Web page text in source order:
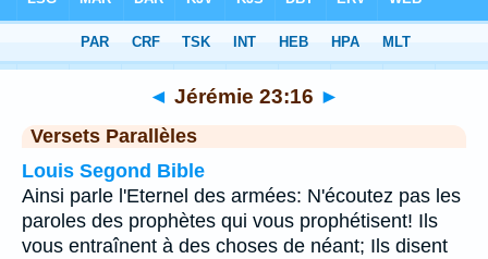
Chapitre 23 > Verset 16
◄ Jérémie 23:16 ►
Versets Parallèles
Louis Segond Bible
Ainsi parle l'Eternel des armées: N'écoutez pas les
paroles des prophètes qui vous prophétisent! Ils
vous entraînent à des choses de néant; Ils disent